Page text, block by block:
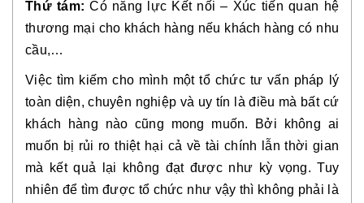
Thứ tám: Có năng lực Kết nối – Xúc tiến quan hệ
thương mại cho khách hàng nếu khách hàng có nhu
cầu,…
Việc tìm kiếm cho mình một tổ chức tư vấn pháp lý
toàn diện, chuyên nghiệp và uy tín là điều mà bất cứ
khách hàng nào cũng mong muốn. Bởi không ai
muốn bị rủi ro thiệt hại cả về tài chính lẫn thời gian
mà kết quả lại không đạt được như kỳ vọng. Tuy
nhiên để tìm được tổ chức như vậy thì không phải là